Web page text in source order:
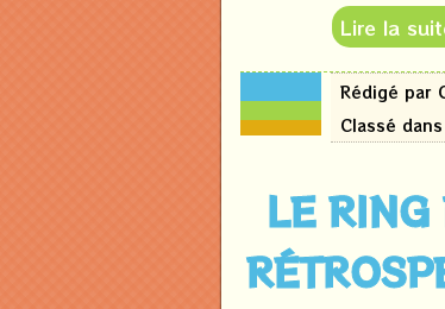
Lire la
18
juin
2026
Rédigé par
Classé
LE RING